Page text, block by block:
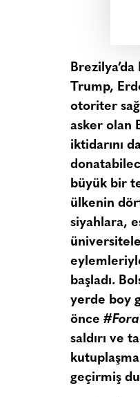
Trump,
otoriter
asker olan
iktidarını
büyük bir
ülkenin
siyahlara,
başladı.
yerde boy
önce
saldırı ve
geçirmiş